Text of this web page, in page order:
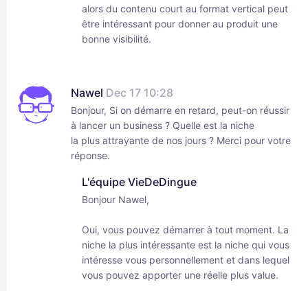
alors du contenu court au format vertical peut
être intéressant pour donner au produit une
bonne visibilité.
Nawel Dec 17 10:28
Bonjour, Si on démarre en retard, peut-on réussir
à lancer un business ? Quelle est la niche
la plus attrayante de nos jours ? Merci pour votre
réponse.
L'équipe VieDeDingue
Bonjour Nawel,
Oui, vous pouvez démarrer à tout moment. La
niche la plus intéressante est la niche qui vous
intéresse vous personnellement et dans lequel
vous pouvez apporter une réelle plus value.